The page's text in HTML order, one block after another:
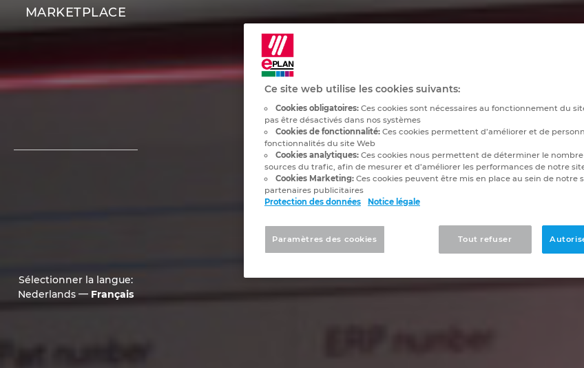
MARKETPLACE
Sélectionner la langue:
Nederlands — Français
Ce site web utilise les cookies suivants:
Cookies obligatoires: Ces cookies sont nécessaires au fonctionnement du
pas être désactivés dans nos systèmes
Cookies de fonctionnalité: Ces cookies permettent d’améliorer et de
fonctionnalités du site Web
Cookies analytiques: Ces cookies nous permettent de déterminer le nombre
sources du trafic, afin de mesurer et d’améliorer les performances de notre
Cookies Marketing: Ces cookies peuvent être mis en place au sein de notre
partenaires publicitaires
Protection des données
Notice légale
Tout refuser
Paramètres des cookies